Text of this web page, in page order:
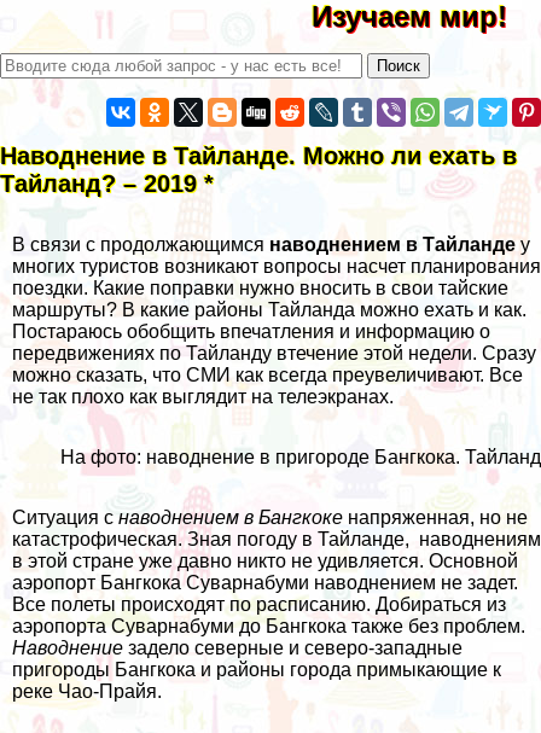
Изучаем мир!
Наводнение в Тайланде. Можно ли ехать в
Тайланд? – 2019 *
В связи с продолжающимся наводнением в Тайландеу
многих туристов возникают вопросы насчет планирования
поездки. Какие поправки нужно вносить в свои тайские
маршруты? В какие районы Тайланда можно ехать и как.
Постараюсь обобщить впечатления и информацию о
передвижениях по Тайланду втечение этой недели. Сразу
можно сказать, что СМИ как всегда преувеличивают. Все
не так плохо как выглядит на телеэкранах.
На фото: наводнение в пригороде Бангкока.
Ситуация с наводнением в Бангкоке напряженная, но не
катастрофическая. Зная погоду в Тайланде, наводнениям
в этой стране уже давно никто не удивляется. Основной
аэропорт Бангкока Суварнабуми наводнением не задет.
Все полеты происходят по расписанию. Добираться из
аэропорта Суварнабуми до Бангкока также без проблем.
Наводнение задело северные и северо-западные
пригороды Бангкока и районы города примыкающие к
реке Чао-Прайя.